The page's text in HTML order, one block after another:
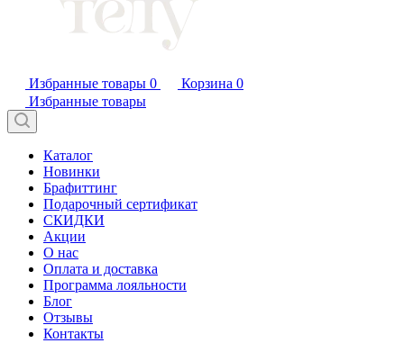
Избранные товары 0 Корзина 0
Избранные товары
Каталог
Новинки
Брафиттинг
Подарочный сертификат
СКИДКИ
Акции
О нас
Оплата и доставка
Программа лояльности
Блог
Отзывы
Контакты